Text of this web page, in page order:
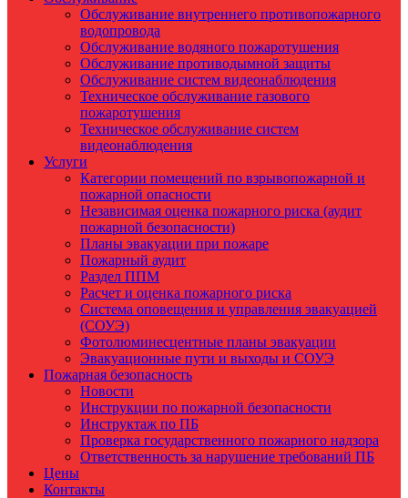
Обслуживание внутреннего противопожарного
водопровода
Обслуживание водяного пожаротушения
Обслуживание противодымной защиты
Обслуживание систем видеонаблюдения
Техническое обслуживание газового
пожаротушения
Техническое обслуживание систем
видеонаблюдения
Услуги
Категории помещений по взрывопожарной и
пожарной опасности
Независимая оценка пожарного риска (аудит
пожарной безопасности)
Планы эвакуации при пожаре
Пожарный аудит
Раздел ППМ
Расчет и оценка пожарного риска
Система оповещения и управления эвакуацией
(СОУЭ)
Фотолюминесцентные планы эвакуации
Эвакуационные пути и выходы и СОУЭ
Пожарная безопасность
Новости
Инструкции по пожарной безопасности
Инструктаж по ПБ
Проверка государственного пожарного надзора
Ответственность за нарушение требований ПБ
Цены
Контакты